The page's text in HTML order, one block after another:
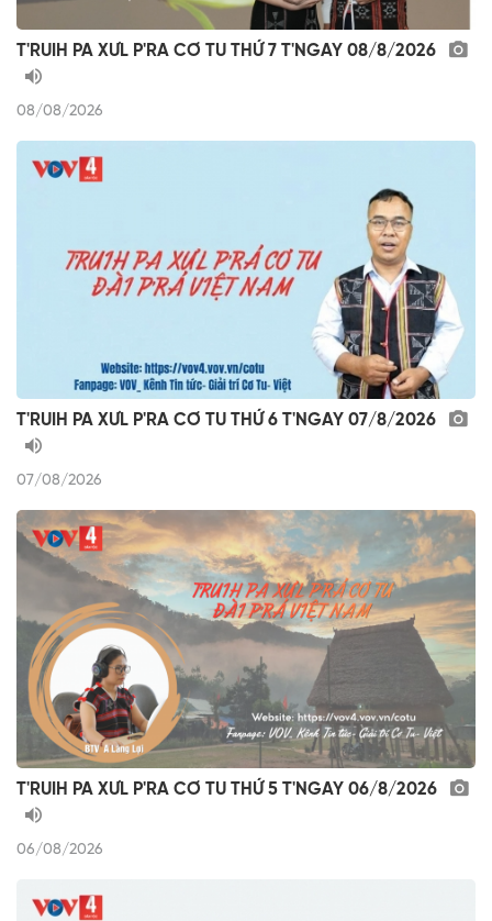
T'RUIH PA XƯL P'RA CƠ TU THỨ 7 T'NGAY 08/8/2026
08/08/2026
T'RUIH PA XƯL P'RA CƠ TU THỨ 6 T'NGAY 07/8/2026
07/08/2026
T'RUIH PA XƯL P'RA CƠ TU THỨ 5 T'NGAY 06/8/2026
06/08/2026